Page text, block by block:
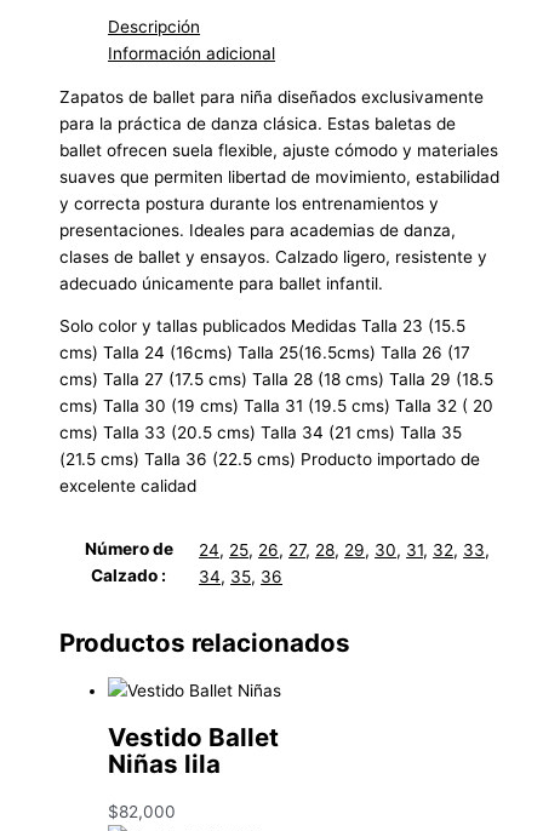
Descripción
Información adicional
Zapatos de ballet para niña diseñados exclusivamente
para la práctica de danza clásica. Estas baletas de
ballet ofrecen suela flexible, ajuste cómodo y materiales
suaves que permiten libertad de movimiento, estabilidad
y correcta postura durante los entrenamientos y
presentaciones. Ideales para academias de danza,
clases de ballet y ensayos. Calzado ligero, resistente y
adecuado únicamente para ballet infantil.
Solo color y tallas publicados Medidas Talla 23 (15.5
cms) Talla 24 (16cms) Talla 25(16.5cms) Talla 26 (17
cms) Talla 27 (17.5 cms) Talla 28 (18 cms) Talla 29 (18.5
cms) Talla 30 (19 cms) Talla 31 (19.5 cms) Talla 32 ( 20
cms) Talla 33 (20.5 cms) Talla 34 (21 cms) Talla 35
(21.5 cms) Talla 36 (22.5 cms) Producto importado de
excelente calidad
Número de
Calzado :
24, 25, 26, 27, 28, 29, 30, 31, 32, 33,
34, 35, 36
Productos relacionados
Vestido Ballet
Niñas lila
$82,000